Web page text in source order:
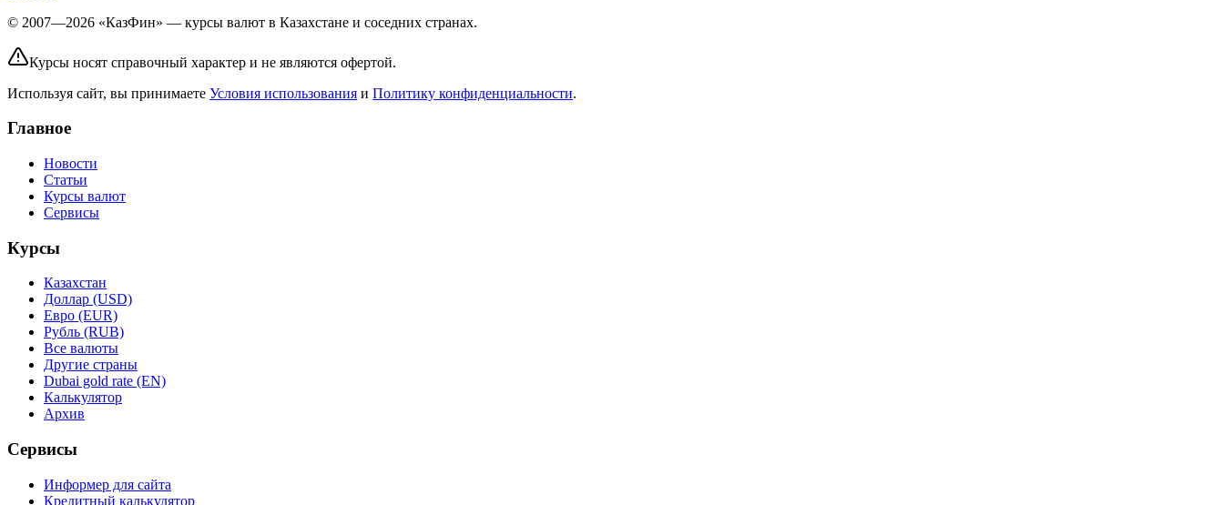
© 2007—2026 «КазФин» — курсы валют в Казахстане и соседних странах.
Курсы носят справочный характер и не являются офертой.
Используя сайт, вы принимаете Условия использования и Политику конфиденциальности.
Главное
Новости
Статьи
Курсы валют
Сервисы
Курсы
Казахстан
Доллар (USD)
Евро (EUR)
Рубль (RUB)
Все валюты
Другие страны
Dubai gold rate (EN)
Калькулятор
Архив
Сервисы
Информер для сайта
Кредитный калькулятор